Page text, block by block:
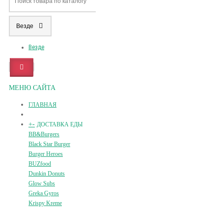
Везде
Везде
МЕНЮ САЙТА
ГЛАВНАЯ
+- ДОСТАВКА ЕДЫ
BB&Burgers
Black Star Burger
Burger Heroes
BUZfood
Dunkin Donuts
Glow Subs
Greka Gyros
Krispy Kreme